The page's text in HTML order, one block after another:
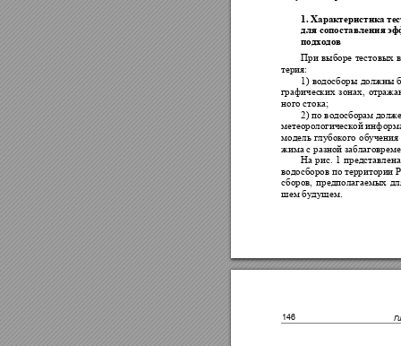
1. Характеристика те
для сопоставления
подходов
При выборе тестовых
терия:
1) водосборы должны
графических зонах, отража
ного стока;
2) по водосборам
метеорологической
модель глубокого обучения
жима с разной заблаговр
На рис. 1 представ
водосборов по территории
сборов, предполагаемых
шем будущем.
146